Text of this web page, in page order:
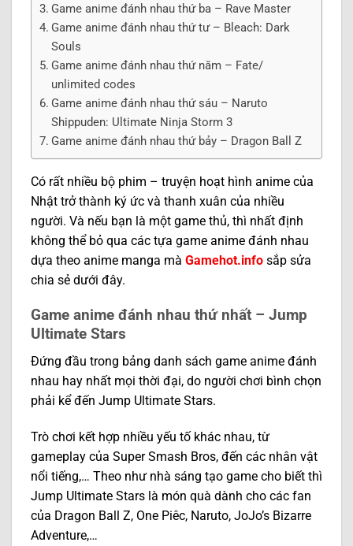
Game anime đánh nhau thứ ba – Rave Master
Game anime đánh nhau thứ tư – Bleach: Dark
Souls
Game anime đánh nhau thứ năm – Fate/
unlimited codes
Game anime đánh nhau thứ sáu – Naruto
Shippuden: Ultimate Ninja Storm 3
Game anime đánh nhau thứ bảy – Dragon Ball Z
Có rất nhiều bộ phim – truyện hoạt hình anime của
Nhật trở thành ký ức và thanh xuân của nhiều
người. Và nếu bạn là một game thủ, thì nhất định
không thể bỏ qua các tựa game anime đánh nhau
dựa theo anime manga mà Gamehot.info sắp sửa
chia sẻ dưới đây.
Game anime đánh nhau thứ nhất – Jump
Ultimate Stars
Đứng đầu trong bảng danh sách game anime đánh
nhau hay nhất mọi thời đại, do người chơi bình chọn
phải kể đến Jump Ultimate Stars.
Trò chơi kết hợp nhiều yếu tố khác nhau, từ
gameplay của Super Smash Bros, đến các nhân vật
nổi tiếng,… Theo như nhà sáng tạo game cho biết thì
Jump Ultimate Stars là món quà dành cho các fan
của Dragon Ball Z, One Piêc, Naruto, JoJo’s Bizarre
Adventure,…